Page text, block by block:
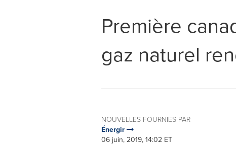
Première
gaz naturel
NOUVELLES FOURNIES PAR
Énergir
06 juin, 2019, 14:02 ET